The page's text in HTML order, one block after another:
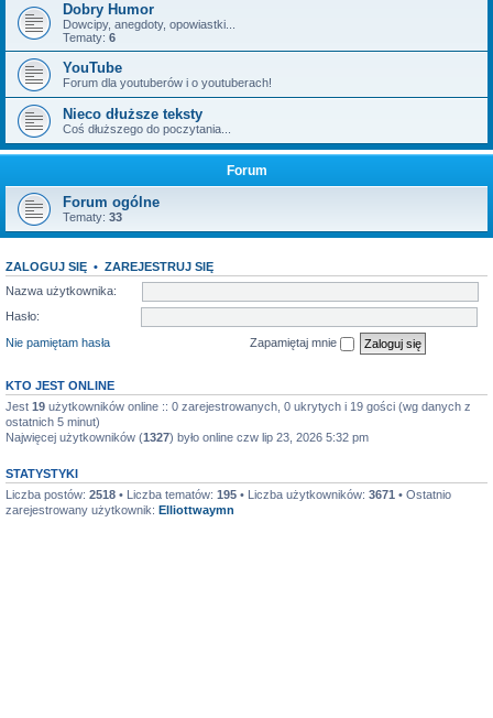
Dobry Humor
Dowcipy, anegdoty, opowiastki...
Tematy: 6
YouTube
Forum dla youtuberów i o youtuberach!
Nieco dłuższe teksty
Coś dłuższego do poczytania...
Forum
Forum ogólne
Tematy: 33
ZALOGUJ SIĘ • ZAREJESTRUJ SIĘ
Nazwa użytkownika:
Hasło:
Nie pamiętam hasła
Zapamiętaj mnie
KTO JEST ONLINE
Jest 19 użytkowników online :: 0 zarejestrowanych, 0 ukrytych i 19 gości (wg danych z
ostatnich 5 minut)
Najwięcej użytkowników (1327) było online czw lip 23, 2026 5:32 pm
STATYSTYKI
Liczba postów: 2518 • Liczba tematów: 195 • Liczba użytkowników: 3671 • Ostatnio
zarejestrowany użytkownik: Elliottwaymn